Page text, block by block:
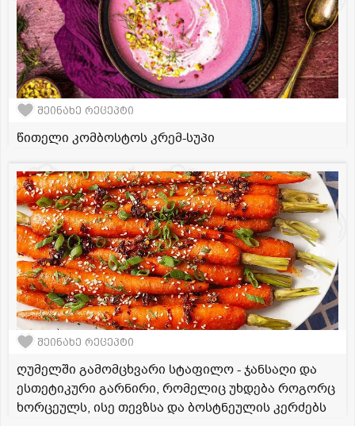
შეინახე რეცეპტი
წითელი კომბოსტოს კრემ-სუპი
შეინახე რეცეპტი
ღუმელში გამომცხვარი სტაფილო - ჯანსაღი და
ესთეტიკური გარნირი, რომელიც უხდება როგორც
ხორცეულს, ისე თევზსა და ბოსტნეულის კერძებს